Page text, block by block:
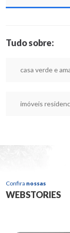
Tudo sobre:
casa verde e
imóveis
Confira nossas
WEBSTORIES